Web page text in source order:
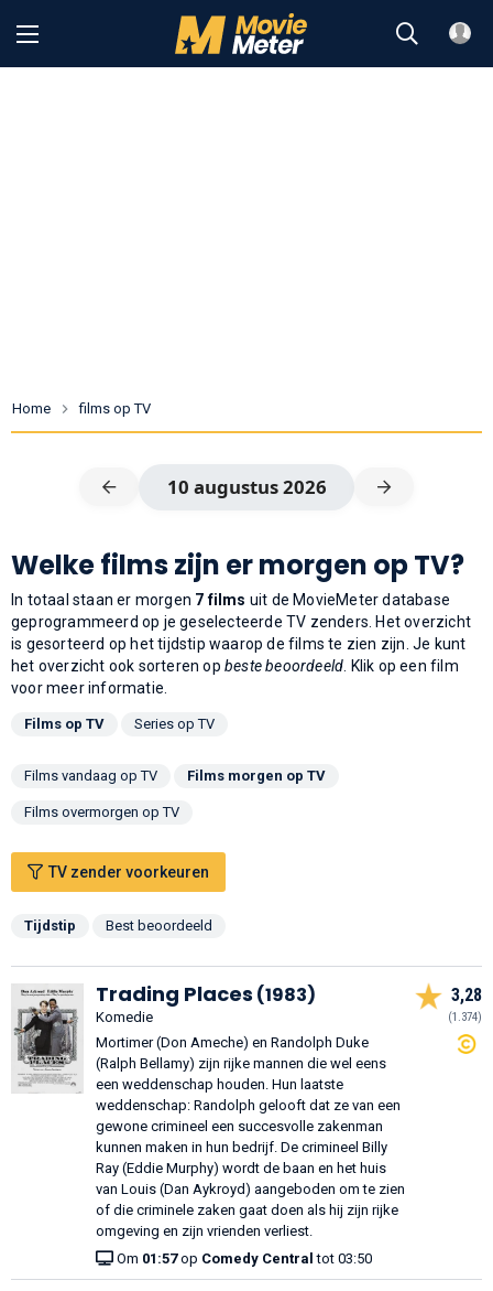
Home films op TV
10 augustus 2026
Welke films zijn er morgen op TV?
In totaal staan er morgen 7 films uit de MovieMeter database
geprogrammeerd op je geselecteerde TV zenders. Het overzicht
is gesorteerd op het tijdstip waarop de films te zien zijn. Je kunt
het overzicht ook sorteren op beste beoordeeld . Klik op een film
voor meer informatie.
Films op TV Series op TV
Films vandaag op TV Films morgen op TV
Films overmorgen op TV
TV zender voorkeuren
Tijdstip Best beoordeeld
Trading Places (1983)
Komedie
Mortimer (Don Ameche) en Randolph Duke
(Ralph Bellamy) zijn rijke mannen die wel eens
een weddenschap houden. Hun laatste
weddenschap: Randolph gelooft dat ze van een
gewone crimineel een succesvolle zakenman
kunnen maken in hun bedrijf. De crimineel Billy
Ray (Eddie Murphy) wordt de baan en het huis
van Louis (Dan Aykroyd) aangeboden om te zien
of die criminele zaken gaat doen als hij zijn rijke
omgeving en zijn vrienden verliest.
Om 01:57op Comedy Central tot 03:50
3,28
(1.374)